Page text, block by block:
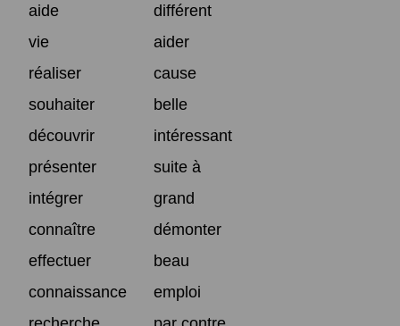
aide
différent
vie
aider
réaliser
cause
souhaiter
belle
découvrir
intéressant
présenter
suite à
intégrer
grand
connaître
démonter
effectuer
beau
connaissance
emploi